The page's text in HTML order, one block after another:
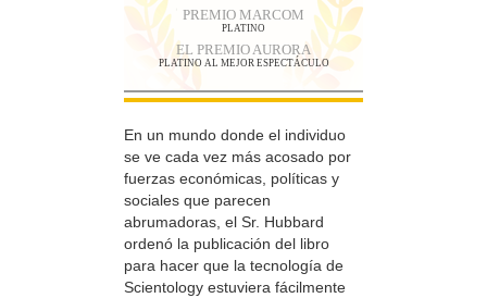
PREMIO MARCOM
PLATINO
EL PREMIO AURORA
PLATINO AL MEJOR ESPECTÁCULO
En un mundo donde el individuo
se ve cada vez más acosado por
fuerzas económicas, políticas y
sociales que parecen
abrumadoras, el Sr. Hubbard
ordenó la publicación del libro
para hacer que la tecnología de
Scientology estuviera fácilmente